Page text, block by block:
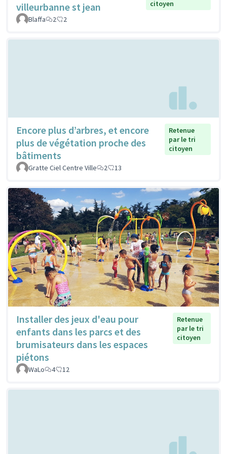
villeurbanne st jean
citoyen
Blaffa
2 2
Encore plus d’arbres, et encore
plus de végétation proche des
bâtiments
Retenue
par le tri
citoyen
Gratte Ciel Centre Ville 2 13
Installer des jeux d'eau pour
enfants dans les parcs et des
brumisateurs dans les espaces
piétons
Retenue
par le tri
citoyen
WaLo 4 12